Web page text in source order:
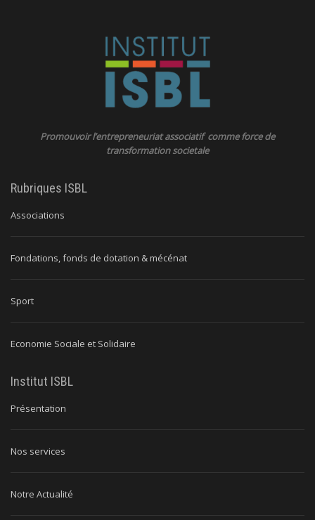
Promouvoir l’entrepreneuriat associatif comme force de
transformation societale
Rubriques ISBL
Associations
Fondations, fonds de dotation & mécénat
Sport
Economie Sociale et Solidaire
Institut ISBL
Présentation
Nos services
Notre Actualité